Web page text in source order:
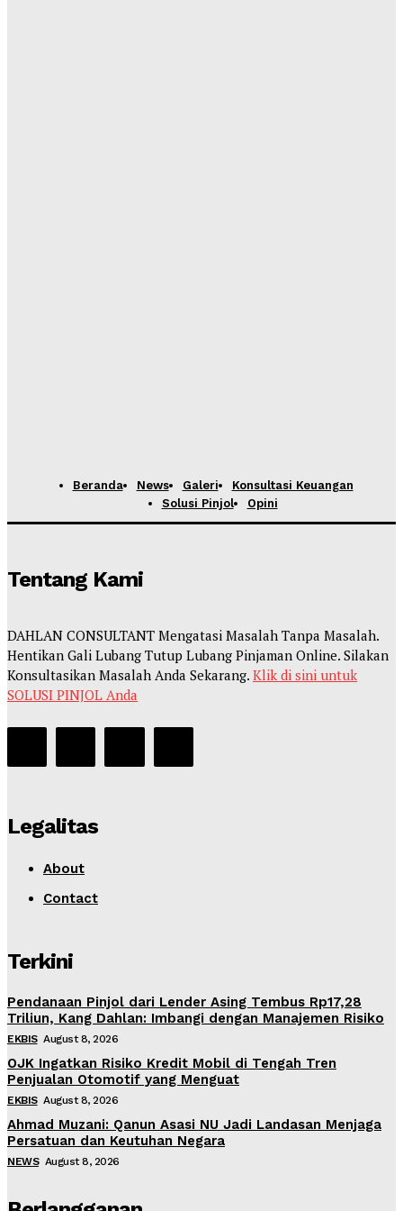
Beranda News Galeri
Konsultasi Keuangan
Solusi Pinjol
Opini
Tentang Kami
DAHLAN CONSULTANT Mengatasi Masalah Tanpa Masalah.
Hentikan Gali Lubang Tutup Lubang Pinjaman Online. Silakan
Konsultasikan Masalah Anda Sekarang. Klik di sini untuk
SOLUSI PINJOL Anda
Legalitas
About
Contact
Terkini
Pendanaan Pinjol dari Lender Asing Tembus Rp17,28
Triliun, Kang Dahlan: Imbangi dengan Manajemen Risiko
EKBIS August 8, 2026
OJK Ingatkan Risiko Kredit Mobil di Tengah Tren
Penjualan Otomotif yang Menguat
EKBIS August 8, 2026
Ahmad Muzani: Qanun Asasi NU Jadi Landasan Menjaga
Persatuan dan Keutuhan Negara
NEWS August 8, 2026